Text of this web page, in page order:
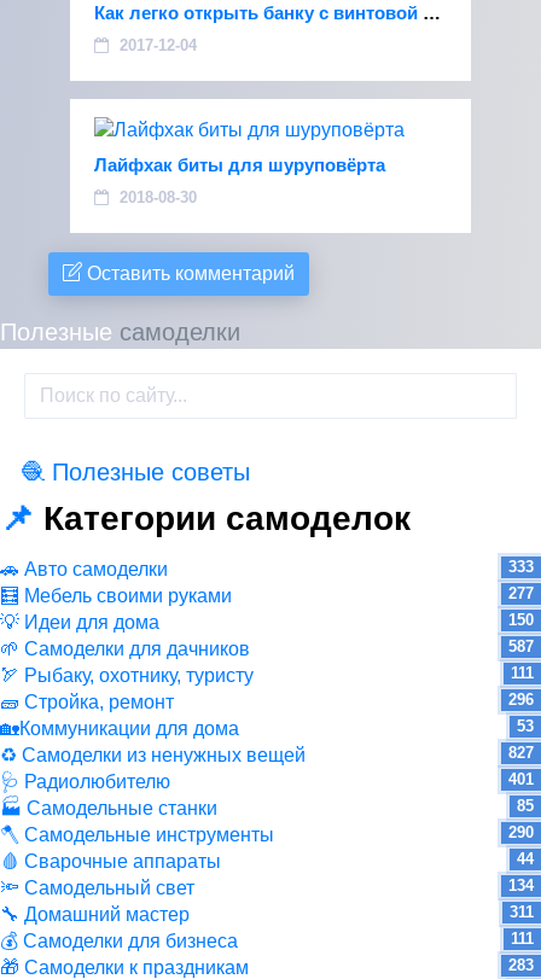
Полезные самоделки
🧶 Полезные советы
📌 Категории самоделок
🚗 Авто самоделки 333
🧮 Мебель своими руками 277
💡 Идеи для дома 150
🌱 Самоделки для дачников 587
🏹 Рыбаку, охотнику, туристу 111
🧱 Стройка, ремонт 296
🏡Коммуникации для дома 53
♻ Самоделки из ненужных вещей 827
🩺 Радиолюбителю 401
🏭 Самодельные станки 85
🪓 Самодельные инструменты 290
🩸 Сварочные аппараты 44
🔦 Самодельный свет 134
🔧 Домашний мастер 311
💰 Самоделки для бизнеса 111
🎁 Самоделки к праздникам 283
Как легко открыть банку с винтовой крышкой
2017-12-04
Лайфхак биты для шуруповёрта
2018-08-30
Оставить комментарий